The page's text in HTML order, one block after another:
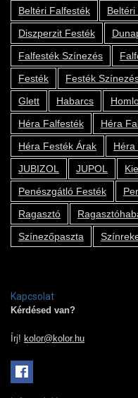
Beltéri Falfesték
Diszperzit Festék
Falfesték Színezés
Festék
Festék
Glett
Habarcs
Héra Falfesték
Héra
Héra Festék Árak
Héra
JUBIZOL
JUPOL
Penészgátló Festék
Ragasztó
Színezőpaszta
Kapcsolat
Kérdésed van?
Írj! kolor@kolor.hu